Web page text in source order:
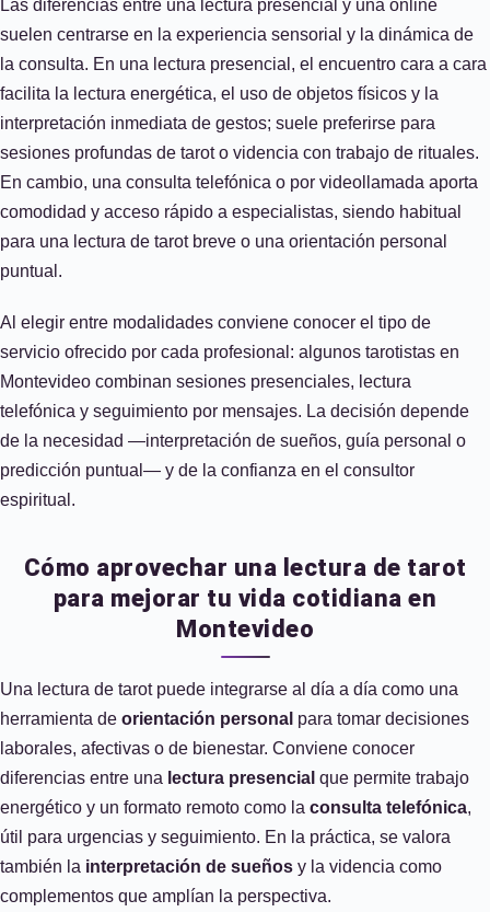
Las diferencias entre una lectura presencial y una online
suelen centrarse en la experiencia sensorial y la dinámica de
la consulta. En una lectura presencial, el encuentro cara a cara
facilita la lectura energética, el uso de objetos físicos y la
interpretación inmediata de gestos; suele preferirse para
sesiones profundas de tarot o videncia con trabajo de rituales.
En cambio, una consulta telefónica o por videollamada aporta
comodidad y acceso rápido a especialistas, siendo habitual
para una lectura de tarot breve o una orientación personal
puntual.
Al elegir entre modalidades conviene conocer el tipo de
servicio ofrecido por cada profesional: algunos tarotistas en
Montevideo combinan sesiones presenciales, lectura
telefónica y seguimiento por mensajes. La decisión depende
de la necesidad —interpretación de sueños, guía personal o
predicción puntual— y de la confianza en el consultor
espiritual.
Cómo aprovechar una lectura de tarot
para mejorar tu vida cotidiana en
Montevideo
Una lectura de tarot puede integrarse al día a día como una
herramienta de orientación personal para tomar decisiones
laborales, afectivas o de bienestar. Conviene conocer
diferencias entre una lectura presencial que permite trabajo
energético y un formato remoto como la consulta telefónica,
útil para urgencias y seguimiento. En la práctica, se valora
también la interpretación de sueños y la videncia como
complementos que amplían la perspectiva.